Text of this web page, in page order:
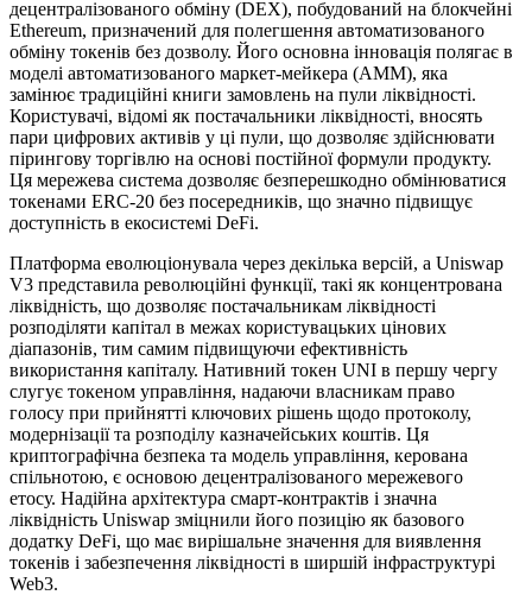
децентралізованого обміну (DEX), побудований на блокчейні
Ethereum, призначений для полегшення автоматизованого
обміну токенів без дозволу. Його основна інновація полягає в
моделі автоматизованого маркет-мейкера (AMM), яка
замінює традиційні книги замовлень на пули ліквідності.
Користувачі, відомі як постачальники ліквідності, вносять
пари цифрових активів у ці пули, що дозволяє здійснювати
пірингову торгівлю на основі постійної формули продукту.
Ця мережева система дозволяє безперешкодно обмінюватися
токенами ERC-20 без посередників, що значно підвищує
доступність в екосистемі DeFi.
Платформа еволюціонувала через декілька версій, а Uniswap
V3 представила революційні функції, такі як концентрована
ліквідність, що дозволяє постачальникам ліквідності
розподіляти капітал в межах користувацьких цінових
діапазонів, тим самим підвищуючи ефективність
використання капіталу. Нативний токен UNI в першу чергу
слугує токеном управління, надаючи власникам право
голосу при прийнятті ключових рішень щодо протоколу,
модернізації та розподілу казначейських коштів. Ця
криптографічна безпека та модель управління, керована
спільнотою, є основою децентралізованого мережевого
етосу. Надійна архітектура смарт-контрактів і значна
ліквідність Uniswap зміцнили його позицію як базового
додатку DeFi, що має вирішальне значення для виявлення
токенів і забезпечення ліквідності в ширшій інфраструктурі
Web3.